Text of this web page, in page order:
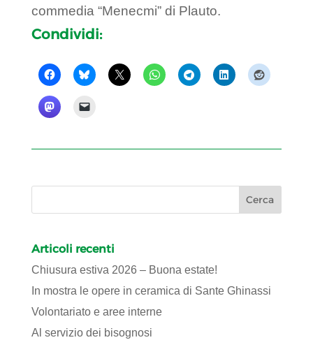
commedia “Menecmi” di Plauto.
Condividi:
Articoli recenti
Chiusura estiva 2026 – Buona estate!
In mostra le opere in ceramica di Sante Ghinassi
Volontariato e aree interne
Al servizio dei bisognosi